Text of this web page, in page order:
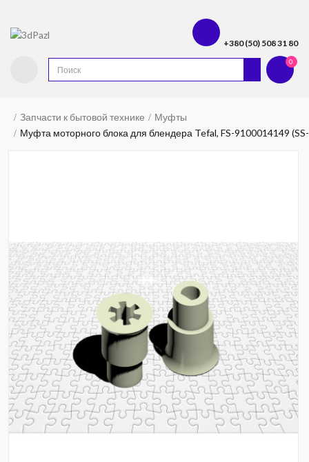
+380 (50) 508 31 80
0
Запчасти к бытовой технике
Муфты
Муфта моторного блока для блендера Tefal, FS-9100014149